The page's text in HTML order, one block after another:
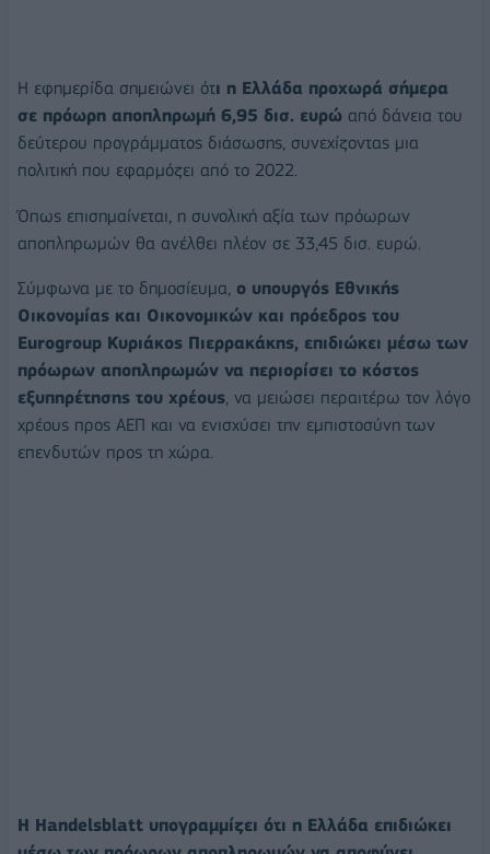
Η εφημερίδα σημειώνει ότι η Ελλάδα προχωρά σήμερα
σε πρόωρη αποπληρωμή 6,95 δισ. ευρώ από δάνεια του
δεύτερου προγράμματος διάσωσης, συνεχίζοντας μια
πολιτική που εφαρμόζει από το 2022.
Όπως επισημαίνεται, η συνολική αξία των πρόωρων
αποπληρωμών θα ανέλθει πλέον σε 33,45 δισ. ευρώ.
Σύμφωνα με το δημοσίευμα, ο υπουργός Εθνικής
Οικονομίας και Οικονομικών και πρόεδρος του
Eurogroup Κυριάκος Πιερρακάκης, επιδιώκει μέσω των
πρόωρων αποπληρωμών να περιορίσει το κόστος
εξυπηρέτησης του χρέους, να μειώσει περαιτέρω τον λόγο
χρέους προς ΑΕΠ και να ενισχύσει την εμπιστοσύνη των
επενδυτών προς τη χώρα.
Η Handelsblatt υπογραμμίζει ότι η Ελλάδα επιδιώκει